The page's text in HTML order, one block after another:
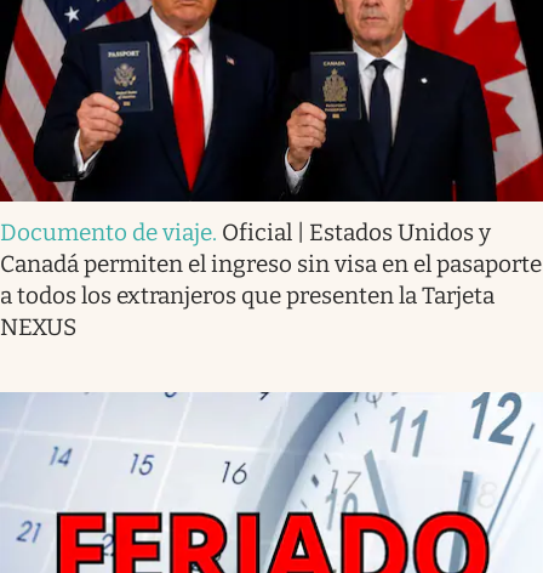
Documento de viaje. Oficial | Estados Unidos y
Canadá permiten el ingreso sin visa en el pasaporte
a todos los extranjeros que presenten la Tarjeta
NEXUS